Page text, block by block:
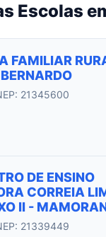
Escolas
FAMILIAR
21345600
DE ENSINO
CORREIA
II -
21339449